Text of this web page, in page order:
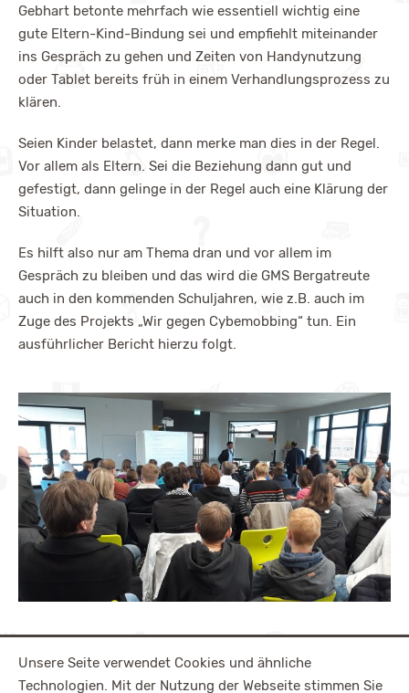
Gebhart betonte mehrfach wie essentiell wichtig eine
gute Eltern-Kind-Bindung sei und empfiehlt miteinander
ins Gespräch zu gehen und Zeiten von Handynutzung
oder Tablet bereits früh in einem Verhandlungsprozess zu
klären.
Seien Kinder belastet, dann merke man dies in der Regel.
Vor allem als Eltern. Sei die Beziehung dann gut und
gefestigt, dann gelinge in der Regel auch eine Klärung der
Situation.
Es hilft also nur am Thema dran und vor allem im
Gespräch zu bleiben und das wird die GMS Bergatreute
auch in den kommenden Schuljahren, wie z.B. auch im
Zuge des Projekts „Wir gegen Cybemobbing“ tun. Ein
ausführlicher Bericht hierzu folgt.
Unsere Seite verwendet Cookies und ähnliche
Technologien. Mit der Nutzung der Webseite stimmen Sie